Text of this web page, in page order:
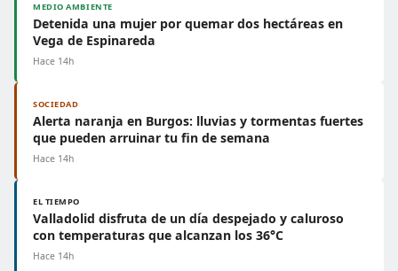
MEDIO AMBIENTE
Detenida una mujer por quemar dos hectáreas en
Vega de Espinareda
Hace 14h
SOCIEDAD
Alerta naranja en Burgos: lluvias y tormentas fuertes
que pueden arruinar tu fin de semana
Hace 14h
EL TIEMPO
Valladolid disfruta de un día despejado y caluroso
con temperaturas que alcanzan los 36°C
Hace 14h